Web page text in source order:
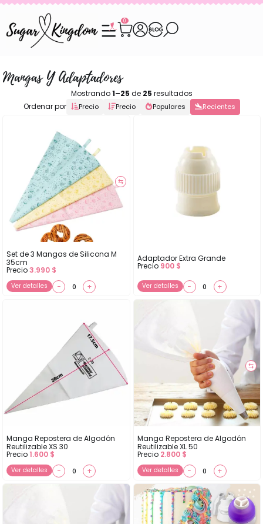
0
Mangas Y Adaptadores
Mostrando1–25 de 25 resultados
Ordenar por
Precio Precio Populares Recientes
⇆
Set de 3 Mangas de Silicona M
35cm
Precio3.990 $
Ver detalles − +
Adaptador Extra Grande
Precio 900 $
Ver detalles − +
Manga Repostera de Algodón
Reutilizable XS 30
Precio 1.600 $
Ver detalles − +
⇆
Manga Repostera de Algodón
Reutilizable XL 50
Precio 2.800 $
Ver detalles − +